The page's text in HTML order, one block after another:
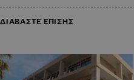
ΔΙΑΒΑΣΤΕ ΕΠΙΣΗΣ